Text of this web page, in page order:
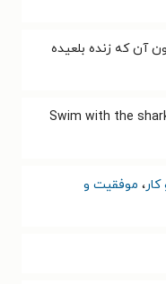
آن که زنده بلعیده
Swim with the
، موفقیت و